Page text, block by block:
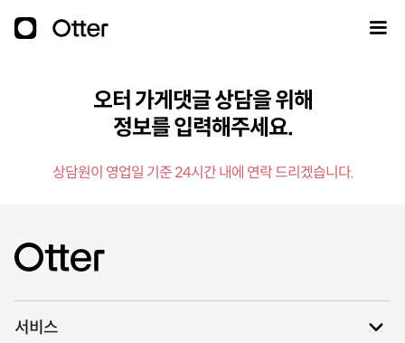
오터 가게댓글 상담을 위해
정보를 입력해주세요.
상담원이 영업일 기준 24시간 내에 연락 드리겠습니다.
서비스